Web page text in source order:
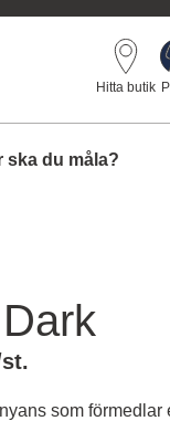
Hitta butik
ska du måla?
som förmedlar